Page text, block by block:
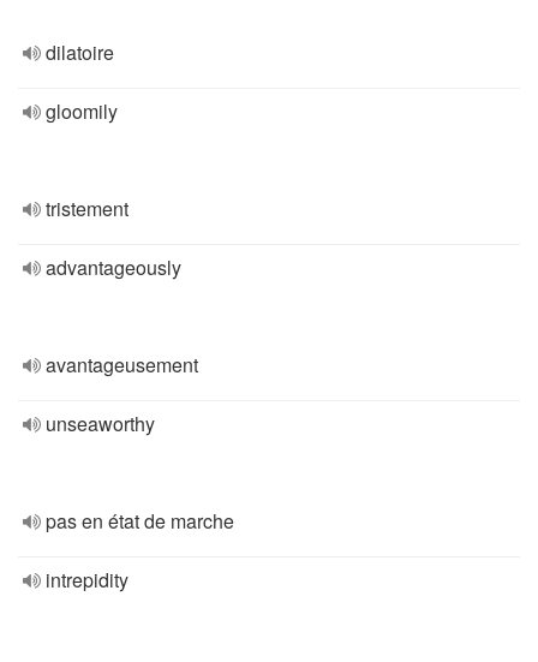
dilatoire
gloomily
tristement
advantageously
avantageusement
unseaworthy
pas en état de marche
intrepidity